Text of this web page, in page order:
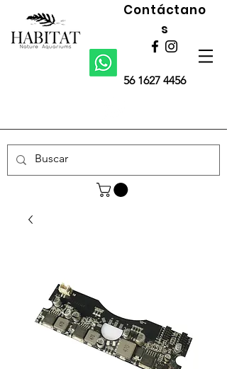
Contáctano
s
56 1627 4456